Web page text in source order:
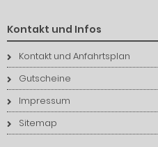
Kontakt und Infos
Kontakt und Anfahrtsplan
Gutscheine
Impressum
Sitemap